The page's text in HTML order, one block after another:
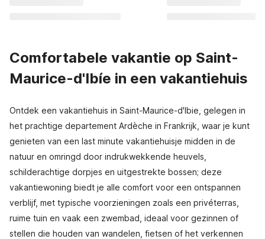
Comfortabele vakantie op Saint-
Maurice-d'Ibíe in een vakantiehuis
Ontdek een vakantiehuis in Saint-Maurice-d'Ibie, gelegen in
het prachtige departement Ardèche in Frankrijk, waar je kunt
genieten van een last minute vakantiehuisje midden in de
natuur en omringd door indrukwekkende heuvels,
schilderachtige dorpjes en uitgestrekte bossen; deze
vakantiewoning biedt je alle comfort voor een ontspannen
verblijf, met typische voorzieningen zoals een privéterras,
ruime tuin en vaak een zwembad, ideaal voor gezinnen of
stellen die houden van wandelen, fietsen of het verkennen